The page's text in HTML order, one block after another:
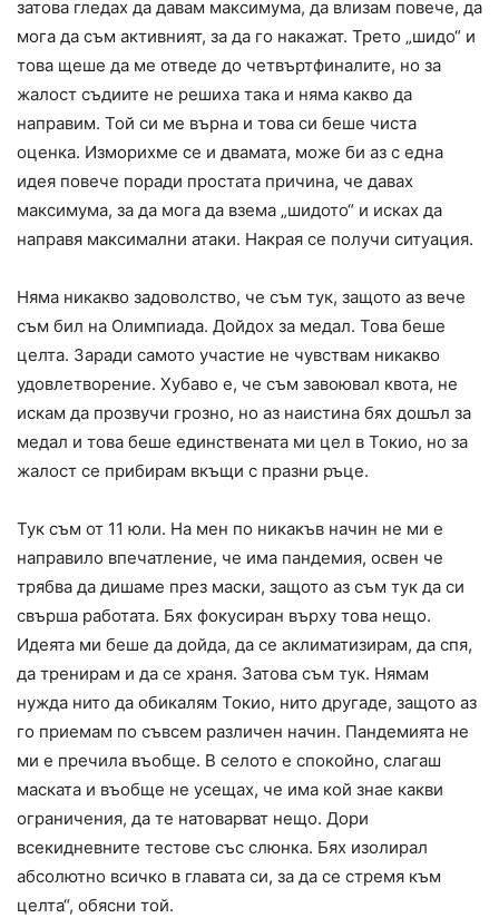
затова гледах да давам максимума, да влизам повече, да
мога да съм активният, за да го накажат. Трето „шидо“ и
това щеше да ме отведе до четвъртфиналите, но за
жалост съдиите не решиха така и няма какво да
направим. Той си ме върна и това си беше чиста
оценка. Изморихме се и двамата, може би аз с една
идея повече поради простата причина, че давах
максимума, за да мога да взема „шидото“ и исках да
направя максимални атаки. Накрая се получи ситуация.
Няма никакво задоволство, че съм тук, защото аз вече
съм бил на Олимпиада. Дойдох за медал. Това беше
целта. Заради самото участие не чувствам никакво
удовлетворение. Хубаво е, че съм завоювал квота, не
искам да прозвучи грозно, но аз наистина бях дошъл за
медал и това беше единствената ми цел в Токио, но за
жалост се прибирам вкъщи с празни ръце.
Тук съм от 11 юли. На мен по никакъв начин не ми е
направило впечатление, че има пандемия, освен че
трябва да дишаме през маски, защото аз съм тук да си
свърша работата. Бях фокусиран върху това нещо.
Идеята ми беше да дойда, да се аклиматизирам, да спя,
да тренирам и да се храня. Затова съм тук. Нямам
нужда нито да обикалям Токио, нито другаде, защото аз
го приемам по съвсем различен начин. Пандемията не
ми е пречила въобще. В селото е спокойно, слагаш
маската и въобще не усещах, че има кой знае какви
ограничения, да те натоварват нещо. Дори
всекидневните тестове със слюнка. Бях изолирал
абсолютно всичко в главата си, за да се стремя към
целта“, обясни той.